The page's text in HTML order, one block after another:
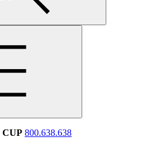
CUP 800.638.638